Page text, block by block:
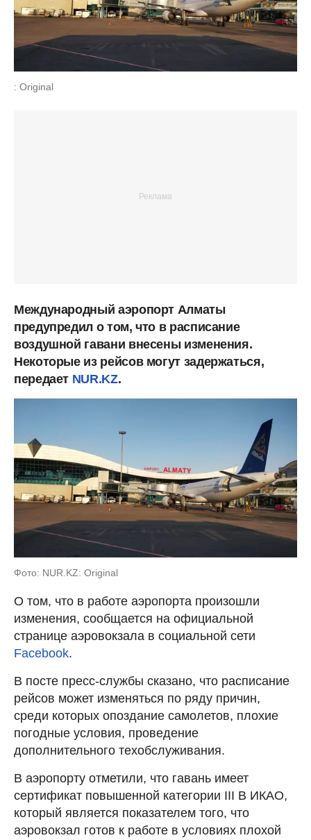
: Original
Международный аэропорт Алматы
предупредил о том, что в расписание
воздушной гавани внесены изменения.
Некоторые из рейсов могут задержаться,
передает NUR.KZ.
Фото: NUR.KZ: Original
О том, что в работе аэропорта произошли
изменения, сообщается на официальной
странице аэровокзала в социальной сети
Facebook.
В посте пресс-службы сказано, что расписание
рейсов может изменяться по ряду причин,
среди которых опоздание самолетов, плохие
погодные условия, проведение
дополнительного техобслуживания.
В аэропорту отметили, что гавань имеет
сертификат повышенной категории III B ИКАО,
который является показателем того, что
аэровокзал готов к работе в условиях плохой